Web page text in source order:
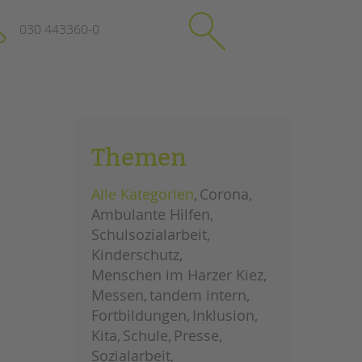
Impressum
Datenschutz
Hinweisgebersystem
Intranet
schließen
030 443360-0
SuchenThemen
Alle Kategorien Corona
Ambulante Hilfen
Schulsozialarbeit
Kinderschutz
Menschen im Harzer Kiez
Messen tandem intern
Fortbildungen Inklusion
Kita Schule Presse
Sozialarbeit